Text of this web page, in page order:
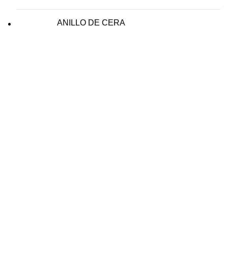
ANILLO DE CERA